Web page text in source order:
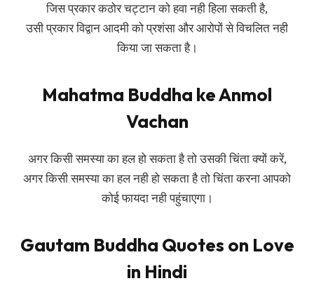
जिस प्रकार कठोर चट्टान को हवा नही हिला सकती है,
उसी प्रकार विद्वान आदमी को प्रशंसा और आरोपों से विचलित नही
किया जा सकता है।
Mahatma Buddha ke Anmol
Vachan
अगर किसी समस्या का हल हो सकता है तो उसकी चिंता क्यों करें,
अगर किसी समस्या का हल नही हो सकता है तो चिंता करना आपको
कोई फायदा नही पहुंचाएगा।
Gautam Buddha Quotes on Love
in Hindi